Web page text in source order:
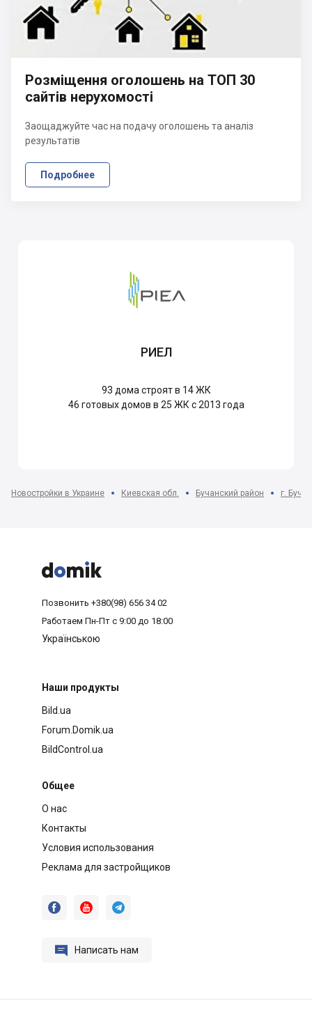
Розміщення оголошень на ТОП 30
сайтів нерухомості
Заощаджуйте час на подачу оголошень та аналіз
результатів
Подробнее
РИЕЛ
93 дома строят в 14 ЖК
46 готовых домов в 25 ЖК с 2013 года
Новостройки в Украине Киевская обл. Бучанский район г. Буча



Позвонить +380(98) 656 34 02
Работаем Пн-Пт с 9:00 до 18:00
Українською
Наши продукты
Bild.ua
Forum.Domik.ua
BildControl.ua
Общее
О нас
Контакты
Условия использования
Реклама для застройщиков
  
 Написать нам